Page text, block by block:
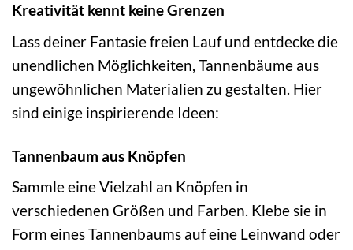
Kreativität kennt keine Grenzen
Lass deiner Fantasie freien Lauf und entdecke die
unendlichen Möglichkeiten, Tannenbäume aus
ungewöhnlichen Materialien zu gestalten. Hier
sind einige inspirierende Ideen:
Tannenbaum aus Knöpfen
Sammle eine Vielzahl an Knöpfen in
verschiedenen Größen und Farben. Klebe sie in
Form eines Tannenbaums auf eine Leinwand oder